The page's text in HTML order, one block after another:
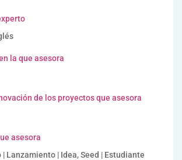
la que asesora
de los proyectos que asesora
asesora
Lanzamiento | Idea, Seed | Estudiante